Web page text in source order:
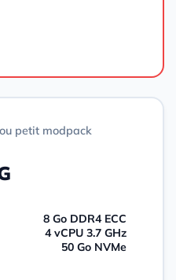
petit modpack
8 Go DDR4 ECC
4 vCPU 3.7 GHz
50 Go NVMe